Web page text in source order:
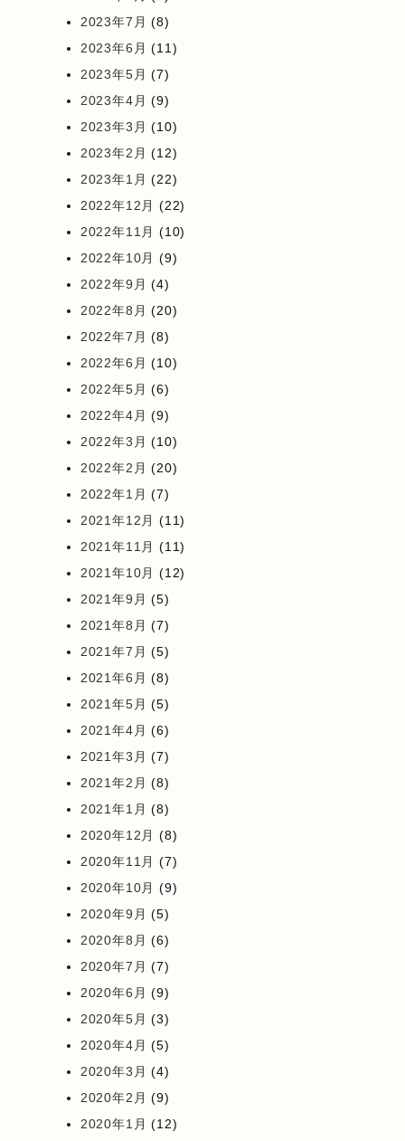
2023年7月 (8)
2023年6月 (11)
2023年5月 (7)
2023年4月 (9)
2023年3月 (10)
2023年2月 (12)
2023年1月 (22)
2022年12月 (22)
2022年11月 (10)
2022年10月 (9)
2022年9月 (4)
2022年8月 (20)
2022年7月 (8)
2022年6月 (10)
2022年5月 (6)
2022年4月 (9)
2022年3月 (10)
2022年2月 (20)
2022年1月 (7)
2021年12月 (11)
2021年11月 (11)
2021年10月 (12)
2021年9月 (5)
2021年8月 (7)
2021年7月 (5)
2021年6月 (8)
2021年5月 (5)
2021年4月 (6)
2021年3月 (7)
2021年2月 (8)
2021年1月 (8)
2020年12月 (8)
2020年11月 (7)
2020年10月 (9)
2020年9月 (5)
2020年8月 (6)
2020年7月 (7)
2020年6月 (9)
2020年5月 (3)
2020年4月 (5)
2020年3月 (4)
2020年2月 (9)
2020年1月 (12)